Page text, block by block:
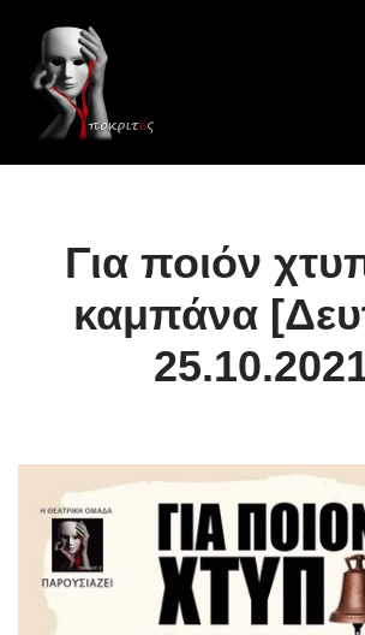
Μεταπηδήστε
στο
περιεχόμενο
Για ποιόν
καμπάνα